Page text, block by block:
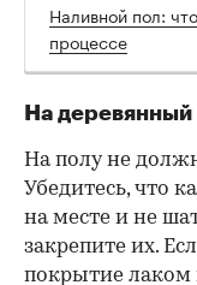
Наливной пол:
процессе
На деревянный
На полу не
Убедитесь, что
на месте и не
закрепите их.
покрытие лаком